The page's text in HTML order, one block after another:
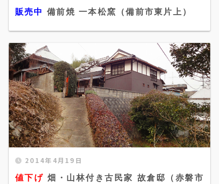
販売中 備前焼 一本松窯（備前市東片上）
2014年4月19日
値下げ 畑・山林付き古民家 故倉邸（赤磐市